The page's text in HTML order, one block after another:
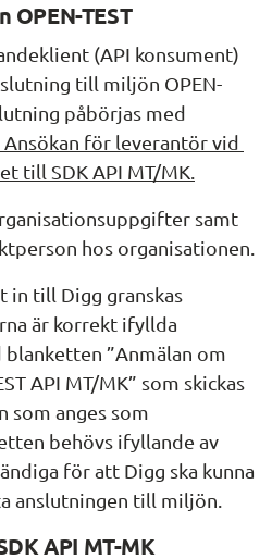
TEST
(API konsument)
till miljön OPEN-
påbörjas med
för leverantör vid
till SDK API MT/MK.
samt
hos organisationen.
in till Digg granskas
är korrekt ifyllda
”Anmälan om
API MT/MK” som skickas
som anges som
behövs ifyllande av
för att Digg ska kunna
anslutningen till miljön.
API MT-MK